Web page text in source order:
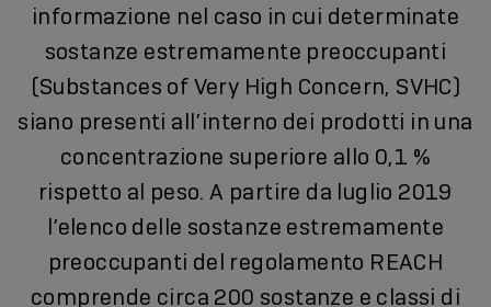
informazione nel caso in cui determinate
sostanze estremamente preoccupanti
(Substances of Very High Concern, SVHC)
siano presenti all’interno dei prodotti in una
concentrazione superiore allo 0,1 %
rispetto al peso. A partire da luglio 2019
l’elenco delle sostanze estremamente
preoccupanti del regolamento REACH
comprende circa 200 sostanze e classi di